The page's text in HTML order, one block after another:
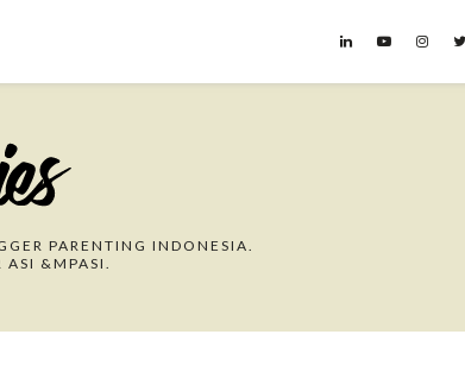
PARENTING INDONESIA.
ASI &MPASI.